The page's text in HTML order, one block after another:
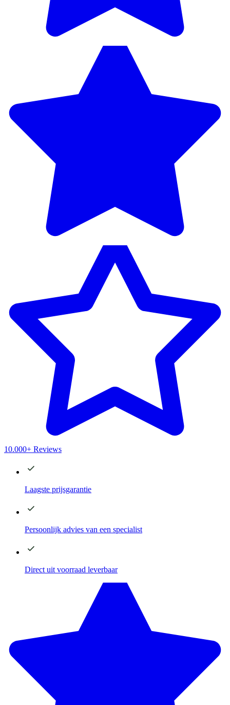
10.000+ Reviews
Laagste prijsgarantie
Persoonlijk advies van een specialist
Direct uit voorraad leverbaar